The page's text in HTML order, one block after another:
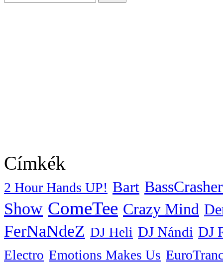
Címkék
2 Hour Hands UP! Bart BassCrasher
Show ComeTee Crazy Mind
FerNaNdeZ DJ Heli DJ Nándi DJ
Electro Emotions Makes Us